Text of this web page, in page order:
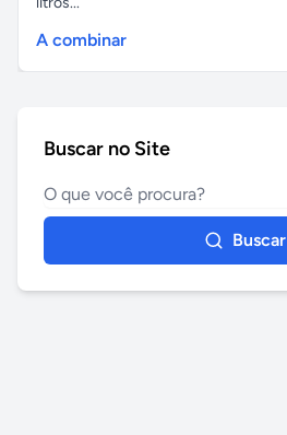
A combinar
Buscar no Site
Buscar